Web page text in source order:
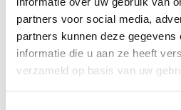
partners voor social media,
partners kunnen deze
informatie die u aan ze heeft
verzameld op basis van uw
PERFORMANCE
LEVEL
D4985,
Ford
JDM H5 ,
MB
STJLR